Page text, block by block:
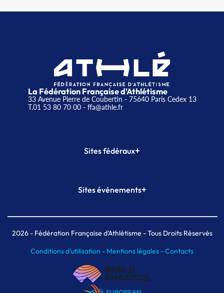
La Fédération Française d'Athlétisme
33 Avenue Pierre de Coubertin - 75640 Paris Cedex 13
T.01 53 80 70 00- ffa@athle.fr
Sites fédéraux+
Plateforme Formation
Sites événements+
Meeting de Paris indoor
MAIF Ekiden de Paris
2026- Fédération Française d'Athlétisme - Tous Droits Réservés
Conditions d'utilisation - Mentions légales -Contacts